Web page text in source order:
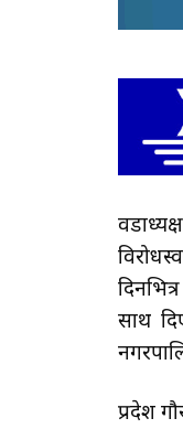
साथ
प्रदेश